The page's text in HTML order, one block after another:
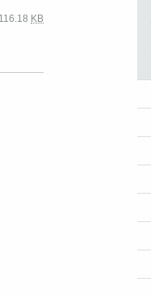
116.18 KB